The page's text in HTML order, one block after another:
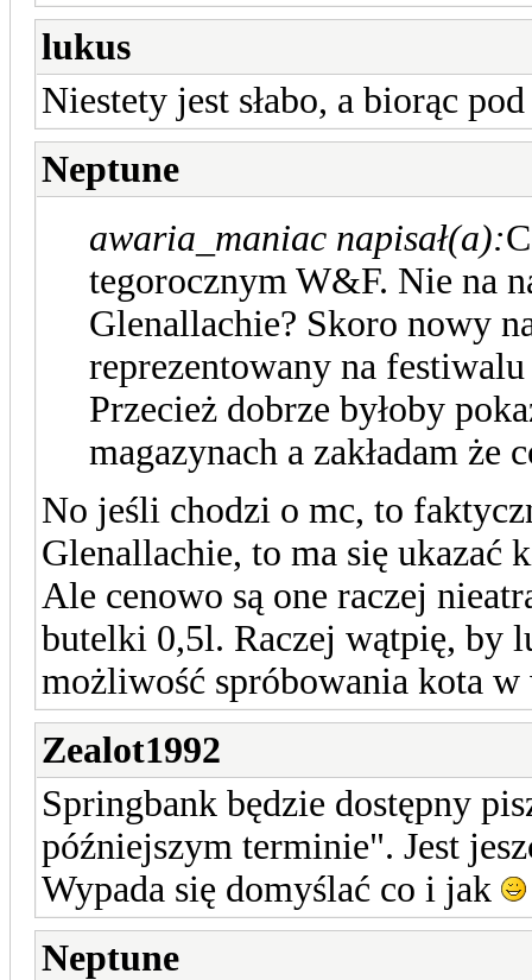
lukus
Niestety jest słabo, a biorąc
Neptune
awaria_maniac napisał(a):
tegorocznym W&F. Nie na
Glenallachie? Skoro nowy
reprezentowany na
Przecież dobrze byłoby
magazynach a zakładam że
No jeśli chodzi o mc, to
Glenallachie, to ma się ukazać
Ale cenowo są one raczej
butelki 0,5l. Raczej wątpię, by
możliwość spróbowania kota
Zealot1992
Springbank będzie dostępny
późniejszym terminie". Jest
Wypada się domyślać co i jak
Neptune